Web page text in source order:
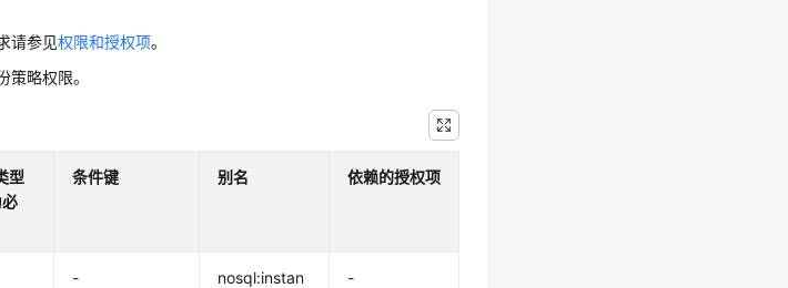
请参见权限和授权项。
略权限。
型
必
条件键 别名 依赖的授权项
-
nosql:instan
-